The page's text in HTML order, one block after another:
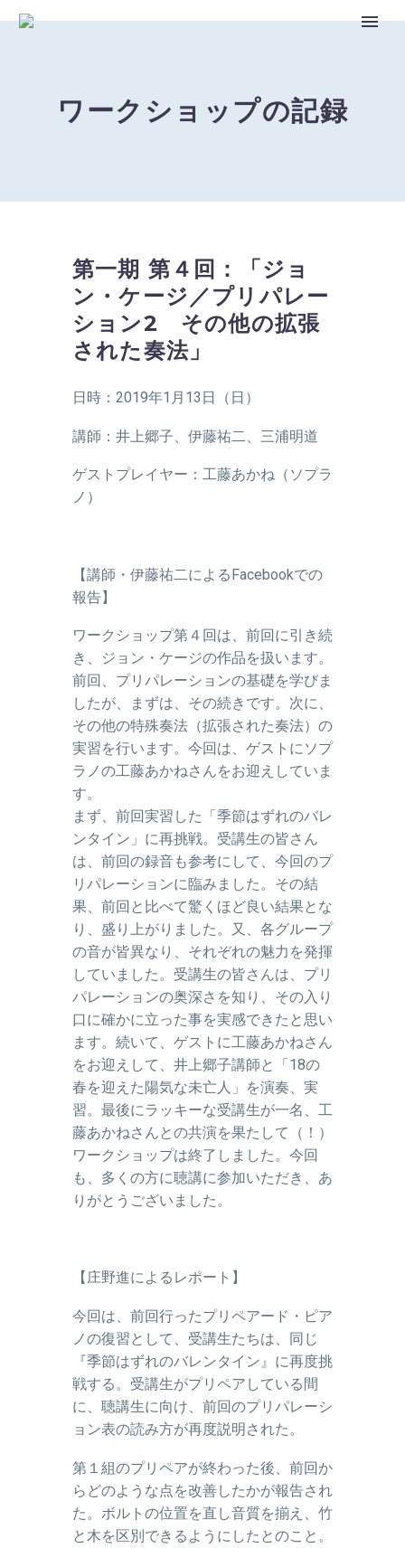
ワークショップの記録
第一期 第４回：「ジョ
ン・ケージ／プリパレー
ション2 その他の拡張
された奏法」
日時：2019年1月13日（日）
講師：井上郷子、伊藤祐二、三浦明道
ゲストプレイヤー：工藤あかね（ソプラ
ノ）
【講師・伊藤祐二によるFacebookでの
報告】
ワークショップ第４回は、前回に引き続
き、ジョン・ケージの作品を扱います。
前回、プリパレーションの基礎を学びま
したが、まずは、その続きです。次に、
その他の特殊奏法（拡張された奏法）の
実習を行います。今回は、ゲストにソプ
ラノの工藤あかねさんをお迎えしていま
す。
まず、前回実習した「季節はずれのバレ
ンタイン」に再挑戦。受講生の皆さん
は、前回の録音も参考にして、今回のプ
リパレーションに臨みました。その結
果、前回と比べて驚くほど良い結果とな
り、盛り上がりました。又、各グループ
の音が皆異なり、それぞれの魅力を発揮
していました。受講生の皆さんは、プリ
パレーションの奥深さを知り、その入り
口に確かに立った事を実感できたと思い
ます。続いて、ゲストに工藤あかねさん
をお迎えして、井上郷子講師と「18の
春を迎えた陽気な未亡人」を演奏、実
習。最後にラッキーな受講生が一名、工
藤あかねさんとの共演を果たして（！）
ワークショップは終了しました。今回
も、多くの方に聴講に参加いただき、あ
りがとうございました。
【庄野進によるレポート】
今回は、前回行ったプリペアード・ピア
ノの復習として、受講生たちは、同じ
『季節はずれのバレンタイン』に再度挑
戦する。受講生がプリペアしている間
に、聴講生に向け、前回のプリパレーシ
ョン表の読み方が再度説明された。
第１組のプリペアが終わった後、前回か
らどのような点を改善したかが報告され
た。ボルトの位置を直し音質を揃え、竹
と木を区別できるようにしたとのこと。